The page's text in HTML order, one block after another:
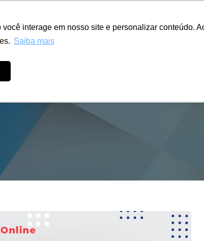
interage em nosso site e personalizar conteúdo.
Saiba maisPESQUISA